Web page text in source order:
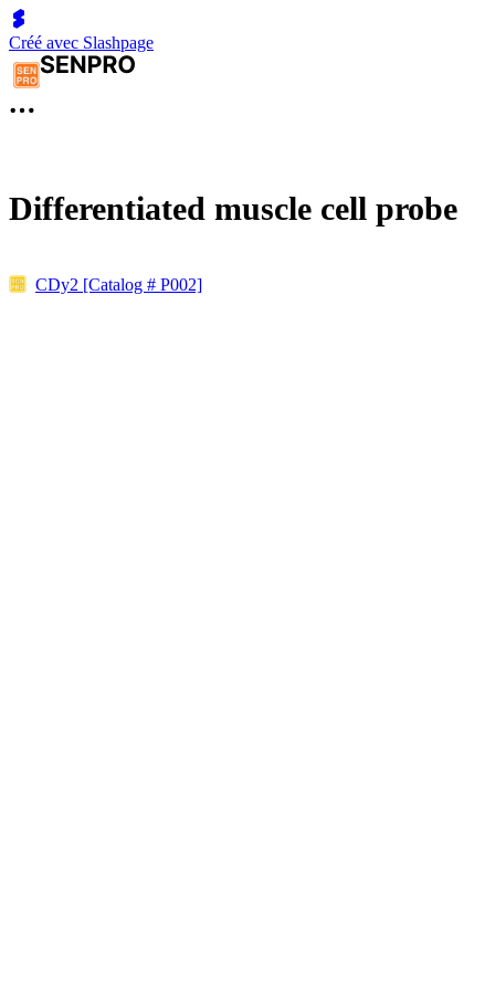
Créé avec Slashpage
Differentiated muscle cell probe
CDy2 [Catalog # P002]